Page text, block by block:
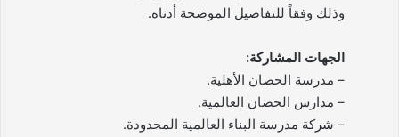
وذلك وفقاً للتفاصيل الموضحة أدناه.
الجهات المشاركة:
– مدرسة الحصان الأهلية.
– مدارس الحصان العالمية.
– شركة مدرسة البناء العالمية المحدودة.